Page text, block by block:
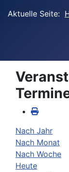
Aktuelle Seite:
Nach Jahr
Nach Monat
Nach Woche
Heute